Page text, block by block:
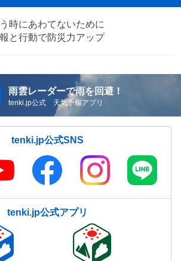
時にあわてないために
と行動で防災力アップ
雨雲レーダーで雨を回避！
tenki.jp公式 天気予報アプリ
tenki.jp公式SNS
tenki.jp公式アプリ